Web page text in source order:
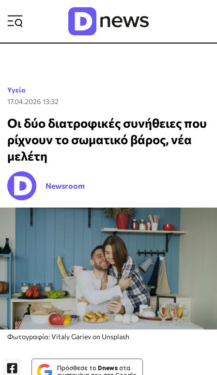
Υγεία
17.04.2026 13:32
Οι δύο διατροφικές συνήθειες που
ρίχνουν το σωματικό βάρος, νέα
μελέτη
Newsroom
Φωτογραφία: Vitaly Gariev on Unsplash
Πρόσθεσε το Dnews στα